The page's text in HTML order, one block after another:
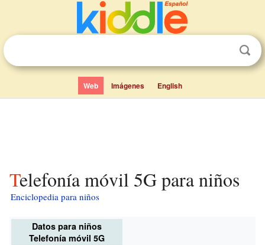
Web Imágenes English
Telefonía móvil 5G para niños
Enciclopedia para niños
Datos para niños
Telefonía móvil 5G